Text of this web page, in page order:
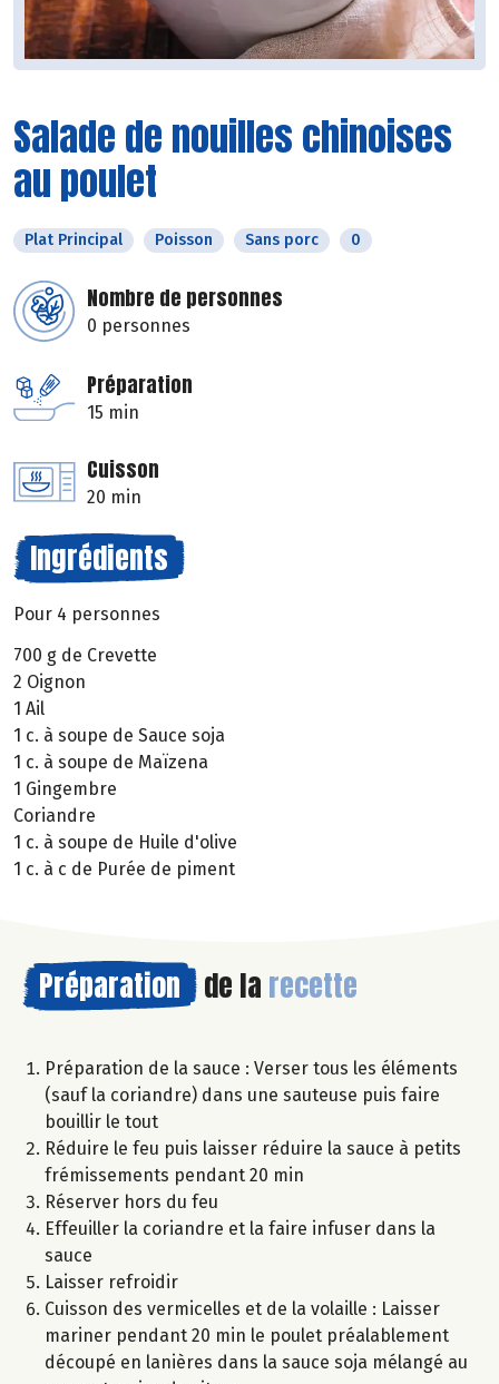
Salade de nouilles chinoises
au poulet
Plat Principal Poisson Sans porc 0
Nombre de personnes
0 personnes
Préparation
15 min
Cuisson
20 min
Ingrédients
Pour 4 personnes
700 g de Crevette
2 Oignon
1 Ail
1 c. à soupe de Sauce soja
1 c. à soupe de Maïzena
1 Gingembre
Coriandre
1 c. à soupe de Huile d'olive
1 c. à c de Purée de piment
Préparation de la recette
Préparation de la sauce : Verser tous les éléments
(sauf la coriandre) dans une sauteuse puis faire
bouillir le tout
Réduire le feu puis laisser réduire la sauce à petits
frémissements pendant 20 min
Réserver hors du feu
Effeuiller la coriandre et la faire infuser dans la
sauce
Laisser refroidir
Cuisson des vermicelles et de la volaille : Laisser
mariner pendant 20 min le poulet préalablement
découpé en lanières dans la sauce soja mélangé au